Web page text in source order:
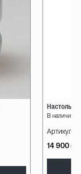
В наличии
Артикул:
14 900 ₽